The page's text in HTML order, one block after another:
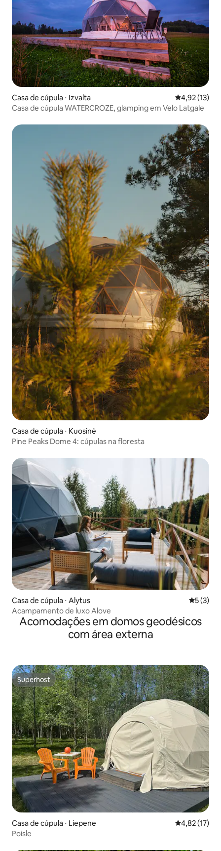
Casa de cúpula ⋅ Izvalta 4,92 de uma
4,92 (13)
Casa de cúpula WATERCROZE, glamping em Velo Latgale
Casa de cúpula ⋅ Kuosinė
Pine Peaks Dome 4: cúpulas na floresta
Casa de cúpula ⋅ Alytus 5 de
5 (3)
Acampamento de luxo Alove
Acomodações em domos geodésicos
com área externa
Superhost
Superhost
Casa de cúpula ⋅ Liepene 4,82 de uma
4,82 (17)
Poisle